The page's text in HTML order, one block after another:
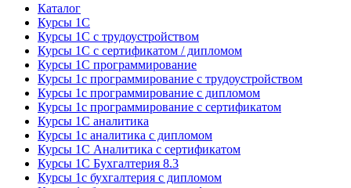
Каталог
Курсы 1С
Курсы 1С с трудоустройством
Курсы 1С с сертификатом / дипломом
Курсы 1С программирование
Курсы 1с программирование с трудоустройством
Курсы 1с программирование с дипломом
Курсы 1с программирование с сертификатом
Курсы 1С аналитика
Курсы 1с аналитика с дипломом
Курсы 1С Аналитика с сертификатом
Курсы 1С Бухгалтерия 8.3
Курсы 1с бухгалтерия с дипломом